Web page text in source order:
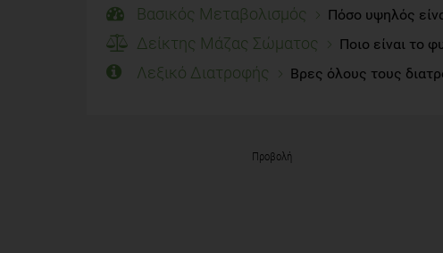
Βασικός Μεταβολισμός Πόσο υψηλός
Δείκτης Μάζας Σώματος Ποιο είναι το
Λεξικό Διατροφής Βρες όλους τους
Προβολή